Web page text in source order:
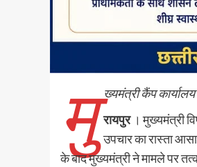
मु ख्यमंत्री कैंप
रायपुर। मुख्यमंत्री
उपचार का रास्ता
के बाद मुख्यमंत्री ने मामले पर